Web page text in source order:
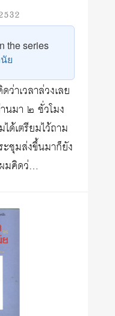
the series
ย
าเวลาล่วงเลย
นมา ๒ ชั่วโมง
เตรียมไว้ถาม
ชุมส่งขึ้นมาก็ยัง
มคิดว่…